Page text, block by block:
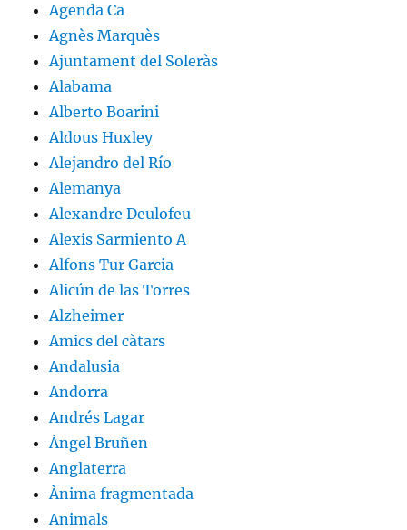
Agenda Ca
Agnès Marquès
Ajuntament del Soleràs
Alabama
Alberto Boarini
Aldous Huxley
Alejandro del Río
Alemanya
Alexandre Deulofeu
Alexis Sarmiento A
Alfons Tur Garcia
Alicún de las Torres
Alzheimer
Amics del càtars
Andalusia
Andorra
Andrés Lagar
Ángel Bruñen
Anglaterra
Ànima fragmentada
Animals